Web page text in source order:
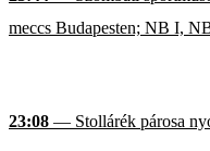
meccs Budapesten; NB I,
23:08 — Stollárék párosa